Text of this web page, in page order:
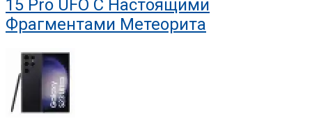
15 Pro UFO С Настоящими
Фрагментами Метеорита